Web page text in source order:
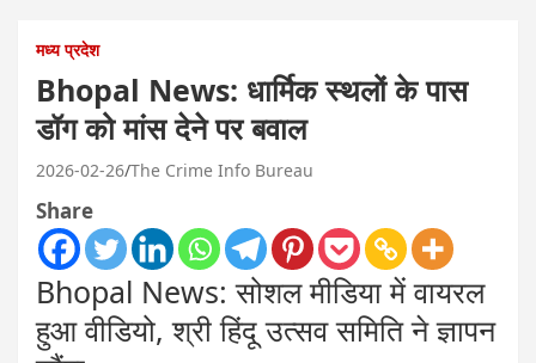
मध्य प्रदेश
Bhopal News: धार्मिक स्थलों के पास
डॉग को मांस देने पर बवाल
2026-02-26 The Crime Info Bureau
Share
Bhopal News: सोशल मीडिया में वायरल
हुआ वीडियो, श्री हिंदू उत्सव समिति ने ज्ञापन